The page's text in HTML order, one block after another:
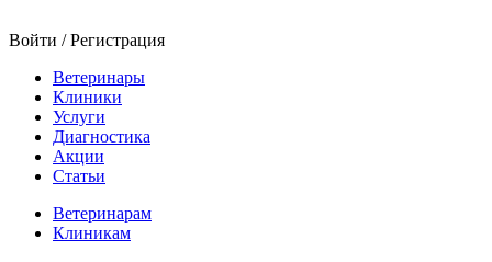
Войти / Регистрация
Ветеринары
Клиники
Услуги
Диагностика
Акции
Статьи
Ветеринарам
Клиникам